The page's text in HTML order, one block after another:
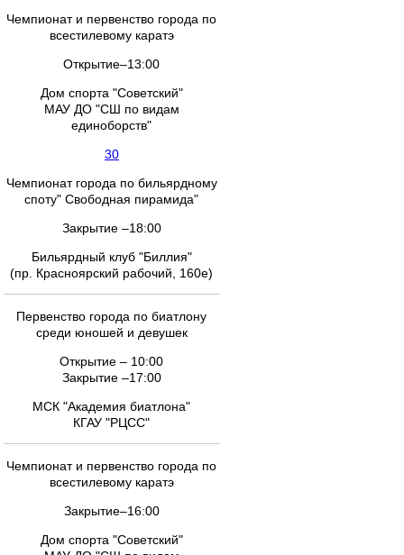
Чемпионат и первенство города по
всестилевому каратэ
Открытие–13:00
Дом спорта "Советский"
МАУ ДО "СШ по видам
единоборств"
30
Чемпионат города по бильярдному
споту" Свободная пирамида"
Закрытие –18:00
Бильярдный клуб "Биллия"
(пр. Красноярский рабочий, 160е)
Первенство города по биатлону
среди юношей и девушек
Открытие – 10:00
Закрытие –17:00
МСК "Академия биатлона"
КГАУ "РЦСС"
Чемпионат и первенство города по
всестилевому каратэ
Закрытие–16:00
Дом спорта "Советский"